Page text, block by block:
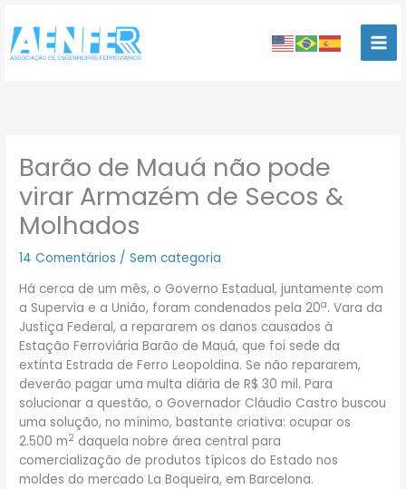
para
conteúdo
Barão de Mauá não pode
virar Armazém de Secos &
Molhados
14 Comentários /Sem categoria
Há cerca de um mês, o Governo Estadual, juntamente com
a Supervia e a União, foram condenados pela 20a. Vara da
Justiça Federal, a repararem os danos causados à
Estação Ferroviária Barão de Mauá, que foi sede da
extinta Estrada de Ferro Leopoldina. Se não repararem,
deverão pagar uma multa diária de R$ 30 mil. Para
solucionar a questão, o Governador Cláudio Castro buscou
uma solução, no mínimo, bastante criativa: ocupar os
2.500 m2 daquela nobre área central para
comercialização de produtos típicos do Estado nos
moldes do mercado La Boqueira, em Barcelona.